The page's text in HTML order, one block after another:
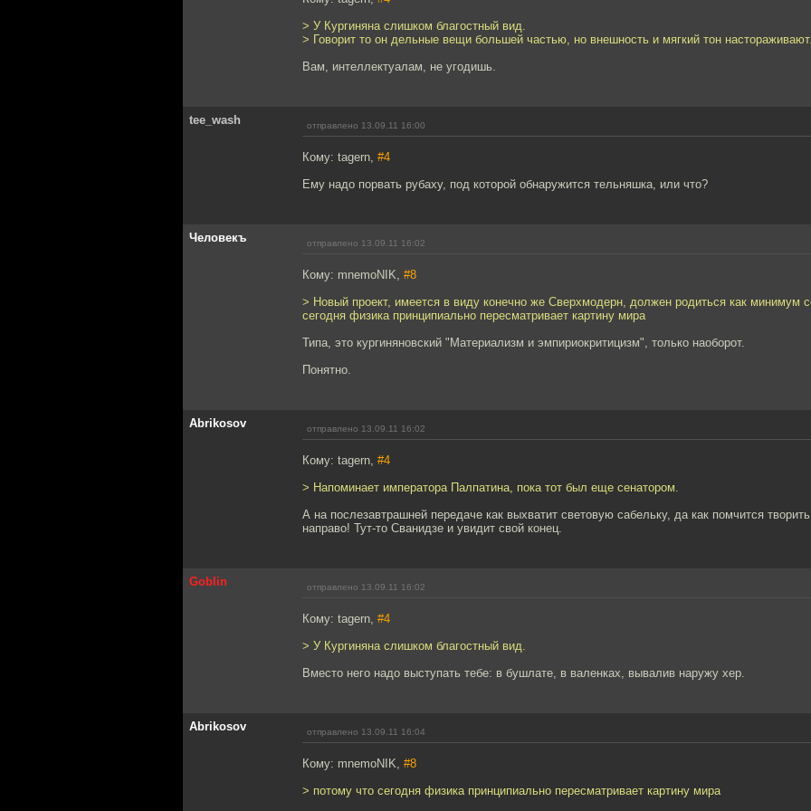
> У Кургиняна слишком благостный вид.
> Говорит то он дельные вещи большей частью, но внешность и мягкий тон настораживают.
Вам, интеллектуалам, не угодишь.
tee_wash отправлено 13.09.11 16:00
Кому: tagern, #4
Ему надо порвать рубаху, под которой обнаружится тельняшка, или что?
Человекъ отправлено 13.09.11 16:02
Кому: mnemoNIK, #8
> Новый проект, имеется в виду конечно же Сверхмодерн, должен родиться как минимум
сегодня физика принципиально пересматривает картину мира
Типа, это кургиняновский "Материализм и эмпириокритицизм", только наоборот.
Понятно.
Abrikosov отправлено 13.09.11 16:02
Кому: tagern, #4
> Напоминает императора Палпатина, пока тот был еще сенатором.
А на послезавтрашней передаче как выхватит световую сабельку, да как помчится
направо! Тут-то Сванидзе и увидит свой конец.
Goblin отправлено 13.09.11 16:02
Кому: tagern, #4
> У Кургиняна слишком благостный вид.
Вместо него надо выступать тебе: в бушлате, в валенках, вывалив наружу хер.
Abrikosov отправлено 13.09.11 16:04
Кому: mnemoNIK, #8
> потому что сегодня физика принципиально пересматривает картину мира